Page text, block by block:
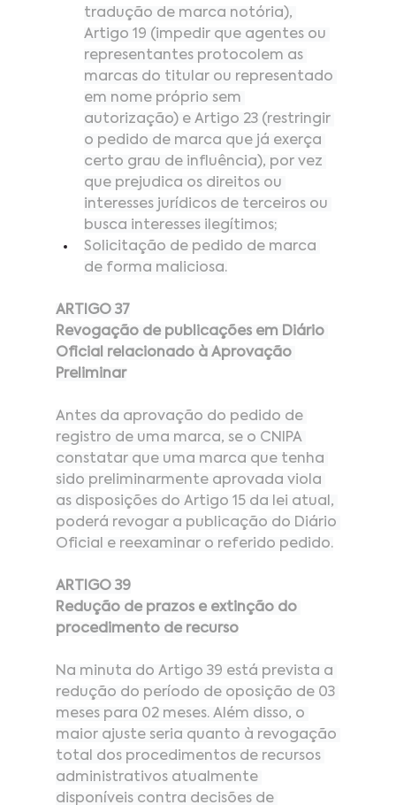
tradução de marca notória),
Artigo 19 (impedir que agentes ou
representantes protocolem as
marcas do titular ou representado
em nome próprio sem
autorização) e Artigo 23 (restringir
o pedido de marca que já exerça
certo grau de influência), por vez
que prejudica os direitos ou
interesses jurídicos de terceiros ou
busca interesses ilegítimos;
Solicitação de pedido de marca
de forma maliciosa.
ARTIGO 37
Revogação de publicações em Diário
Oficial relacionado à Aprovação
Preliminar
Antes da aprovação do pedido de
registro de uma marca, se o CNIPA
constatar que uma marca que tenha
sido preliminarmente aprovada viola
as disposições do Artigo 15 da lei atual,
poderá revogar a publicação do Diário
Oficial e reexaminar o referido pedido.
ARTIGO 39
Redução de prazos e extinção do
procedimento de recurso
Na minuta do Artigo 39 está prevista a
redução do período de oposição de 03
meses para 02 meses. Além disso, o
maior ajuste seria quanto à revogação
total dos procedimentos de recursos
administrativos atualmente
disponíveis contra decisões de